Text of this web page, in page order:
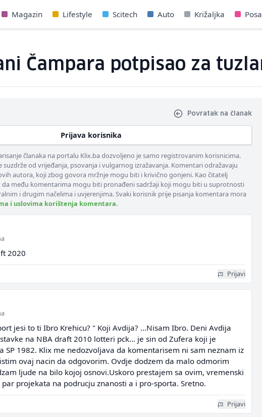
Magazin Lifestyle Scitech Auto Križaljka
Čampara potpisao za
Povratak na članak
Prijava korisnika
članaka na portalu Klix.ba dozvoljeno je samo registrovanim korisnicima.
suzdrže od vrijeđanja, psovanja i vulgarnog izražavanja. Komentari odražavaju
autora, koji zbog govora mržnje mogu biti i krivično gonjeni. Kao čitatelj
među komentarima mogu biti pronađeni sadržaji koji mogu biti u suprotnosti
i drugim načelima i uvjerenjima. Svaki korisnik prije pisanja komentara mora
i uslovima korištenja komentara.
2020
Prijavi
jesi to ti Ibro Krehicu? " Koji Avdija? ...Nisam Ibro. Deni Avdija
na NBA draft 2010 lotteri pck... je sin od Zufera koji je
SP 1982. Klix me nedozvoljava da komentarisem ni sam neznam iz
ovaj nacin da odgovorim. Ovdje dodzem da malo odmorim
ljude na bilo kojoj osnovi.Uskoro prestajem sa ovim, vremenski
projekata na podrucju znanosti a i pro-sporta. Sretno.
Prijavi